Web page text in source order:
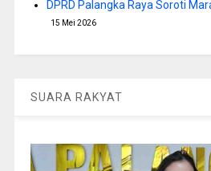
DPRD Palangka Raya Soroti
15 Mei 2026
SUARA RAKYAT